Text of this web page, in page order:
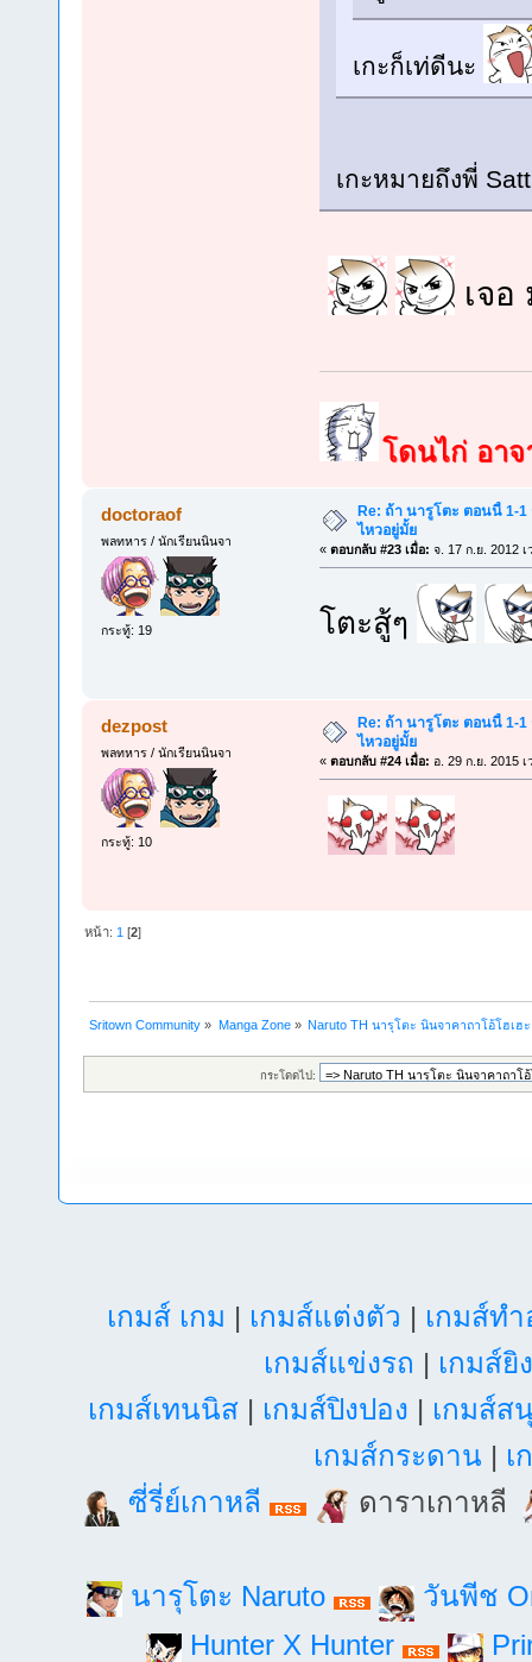
เกะก็เท่ดีนะ
เกะหมายถึงพี่
เจอ
โดนไก่ อา
doctoraof
พลทหาร / นักเรียนนินจา
กระทู้: 19
Re: ถ้า นารูโตะ ตอนนี้ 1-
ไหวอยู่มั้ย
« ตอบกลับ #23 เมื่อ: จ. 17 ก.ย. 2012 เ
โตะสู้ๆ
dezpost
พลทหาร / นักเรียนนินจา
กระทู้: 10
Re: ถ้า นารูโตะ ตอนนี้ 1-
ไหวอยู่มั้ย
« ตอบกลับ #24 เมื่อ: อ. 29 ก.ย. 2015
หน้า: 1 [2]
Sritown Community » Manga Zone» Naruto TH นารุโตะ นินจาคาถาโอ้โฮเฮ
กระโดดไป:
เกมส์ เกม | เกมส์แต่งตัว | เกมส์ท
เกมส์แข่งรถ | เกมส์ยิ
เกมส์เทนนิส| เกมส์ปิงปอง | เกมส์ส
เกมส์กระดาน | เ
ซี่รี่ย์เกาหลี
ดาราเกาหลี
นารุโตะ Naruto
วันพีช
Hunter X Hunter